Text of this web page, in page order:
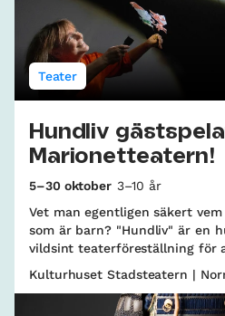
Teater
Hundliv
Marionetteatern!
5–30 oktober 3–10 år
Vet man egentligen säkert
som är barn? "Hundliv" är en
vildsint teaterföreställning för
Kulturhuset Stadsteatern |